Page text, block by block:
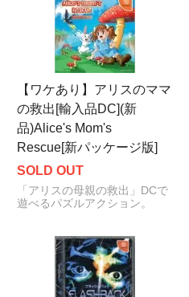
【ワケあり】アリスのママ
の救出[輸入品DC](新
品)Alice's Mom's
Rescue[新パッケージ版]
SOLD OUT
「アリスの母親の救出」DCで
遊べるパズルアクション。